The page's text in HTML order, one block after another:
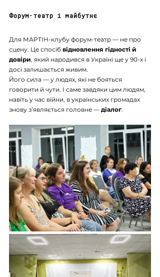
Форум-театр і майбутнє
Для МАРТІН-клубу форум-театр — не про
сцену. Це спосіб відновлення гідності й
довіри, який народився в Україні ще у 90-х і
досі залишається живим.
Його сила — у людях, які не бояться
говорити й чути. І саме завдяки цим людям,
навіть у час війни, в українських громадах
знову з’являється головне — діалог.